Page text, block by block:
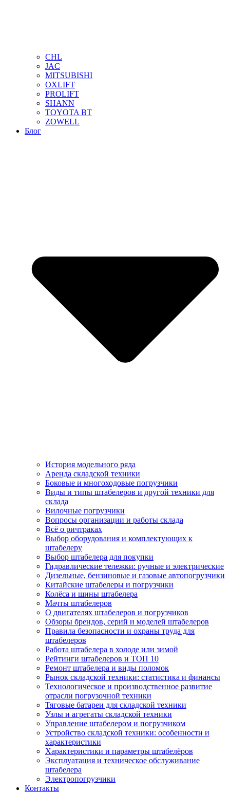
CHL
JAC
MITSUBISHI
OXLIFT
PROLIFT
SHANN
TOYOTA BT
ZOWELL
Блог
История модельного ряда
Аренда складской техники
Боковые и многоходовые погрузчики
Виды и типы штабелеров и другой техники для
склада
Вилочные погрузчики
Вопросы организации и работы склада
Всё о ричтраках
Выбор оборудования и комплектующих к
штабелеру
Выбор штабелера для покупки
Гидравлические тележки: ручные и электрические
Дизельные, бензиновые и газовые автопогрузчики
Китайские штабелеры и погрузчики
Колёса и шины штабелера
Мачты штабелеров
О двигателях штабелеров и погрузчиков
Обзоры брендов, серий и моделей штабелеров
Правила безопасности и охраны труда для
штабелеров
Работа штабелера в холоде или зимой
Рейтинги штабелеров и ТОП 10
Ремонт штабелера и виды поломок
Рынок складской техники: статистика и финансы
Технологическое и производственное развитие
отрасли погрузочной техники
Тяговые батареи для складской техники
Узлы и агрегаты складской техники
Управление штабелером и погрузчиком
Устройство складской техники: особенности и
характеристики
Характеристики и параметры штабелёров
Эксплуатация и техническое обслуживание
штабелера
Электропогрузчики
Контакты